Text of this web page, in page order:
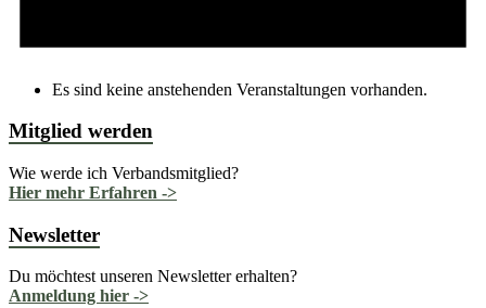
Es sind keine anstehenden Veranstaltungen vorhanden.
Mitglied werden
Wie werde ich Verbandsmitglied?
Hier mehr Erfahren ->
Newsletter
Du möchtest unseren Newsletter erhalten?
Anmeldung hier ->